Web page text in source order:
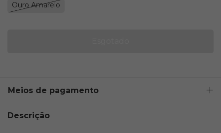
Ouro Amarelo
Meios de pagamento
Descrição